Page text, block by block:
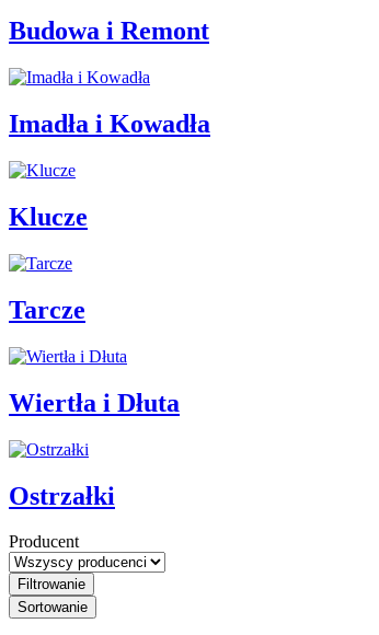
Budowa i Remont
Imadła i Kowadła
Klucze
Tarcze
Wiertła i Dłuta
Ostrzałki
Producent
Filtrowanie
Sortowanie